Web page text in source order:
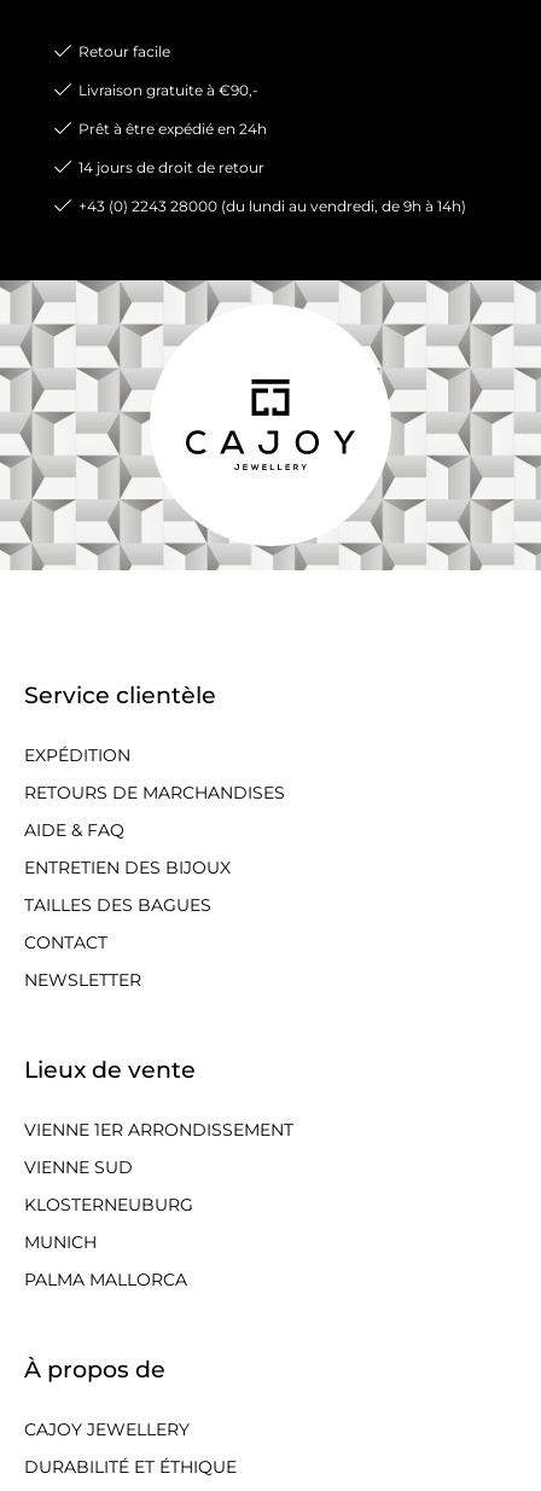
Retour facile
Livraison gratuite à €90,-
Prêt à être expédié en 24h
14 jours de droit de retour
+43 (0) 2243 28000 (du lundi au vendredi, de 9h à 14h)
Service clientèle
EXPÉDITION
RETOURS DE MARCHANDISES
AIDE & FAQ
ENTRETIEN DES BIJOUX
TAILLES DES BAGUES
CONTACT
NEWSLETTER
Lieux de vente
VIENNE 1ER ARRONDISSEMENT
VIENNE SUD
KLOSTERNEUBURG
MUNICH
PALMA MALLORCA
À propos de
CAJOY JEWELLERY
DURABILITÉ ET ÉTHIQUE